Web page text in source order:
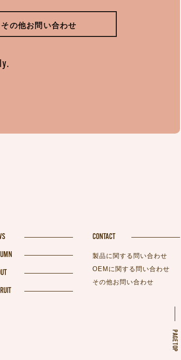
その他お問い合わせ
CONTACT
製品に関する問い合わせ
OEMに関する問い合わせ
その他お問い合わせ
PAGETOP